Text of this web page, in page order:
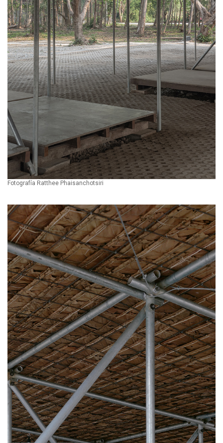
Fotografía Ratthee Phaisanchotsiri